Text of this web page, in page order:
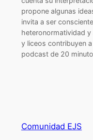
propone algunas
invita a ser
heteronormatividad
y liceos contribuyen
podcast de 20
Comunidad EJS